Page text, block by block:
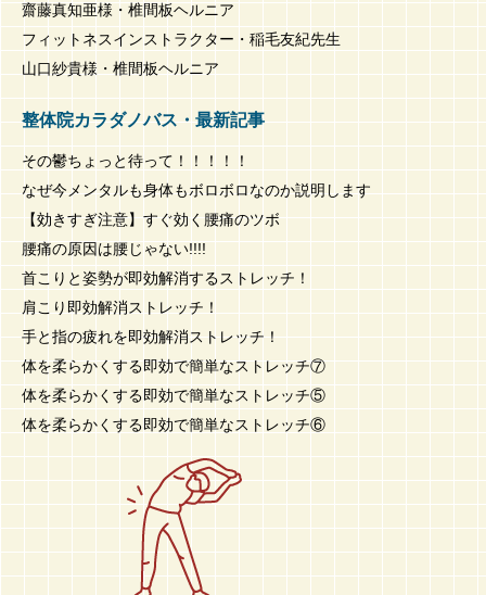
齋藤真知亜様・椎間板ヘルニア
フィットネスインストラクター・稲毛友紀先生
山口紗貴様・椎間板ヘルニア
整体院カラダノバス・最新記事
その鬱ちょっと待って！！！！！
なぜ今メンタルも身体もボロボロなのか説明します
【効きすぎ注意】すぐ効く腰痛のツボ
腰痛の原因は腰じゃない!!!!
首こりと姿勢が即効解消するストレッチ！
肩こり即効解消ストレッチ！
手と指の疲れを即効解消ストレッチ！
体を柔らかくする即効で簡単なストレッチ⑦
体を柔らかくする即効で簡単なストレッチ⑤
体を柔らかくする即効で簡単なストレッチ⑥